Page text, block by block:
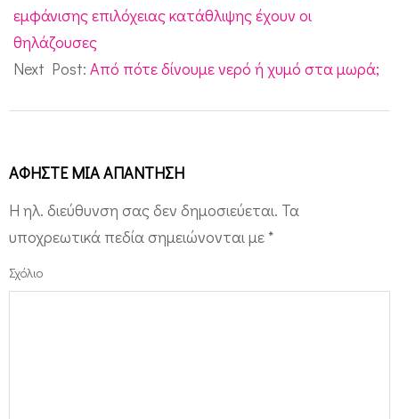
25
εμφάνισης επιλόχειας κατάθλιψης έχουν οι
θηλάζουσες
Next Post: Από πότε δίνουμε νερό ή χυμό στα μωρά;
ΑΦΉΣΤΕ ΜΙΑ ΑΠΆΝΤΗΣΗ
Η ηλ. διεύθυνση σας δεν δημοσιεύεται. Τα
υποχρεωτικά πεδία σημειώνονται με *
Σχόλιο